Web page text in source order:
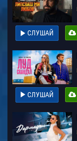
СЛУШАЙ
СЛУШАЙ